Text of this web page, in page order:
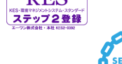
2.08.01)